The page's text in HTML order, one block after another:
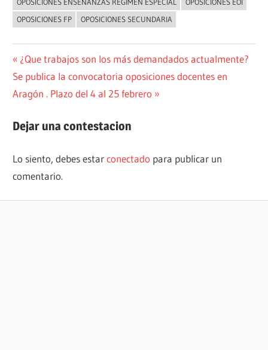
OPOSICIONES FP
OPOSICIONES SECUNDARIA
Navegación
de
Entrada
anterior:
¿Que trabajos son los más demandados actualmente?
Siguiente
entrada:
Se publica la convocatoria oposiciones docentes en
Aragón . Plazo del 4 al 25 febrero
Dejar una contestacion
Lo siento, debes estarconectado para publicar un
comentario.